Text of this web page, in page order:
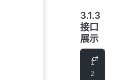
3.1.3
接口
展示